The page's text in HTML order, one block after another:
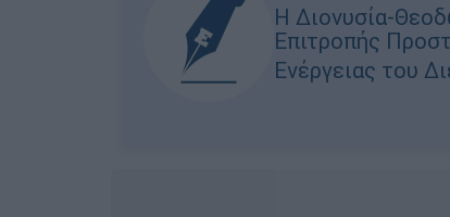
Η Διονυσία-
Επιτροπής
Ενέργειας του